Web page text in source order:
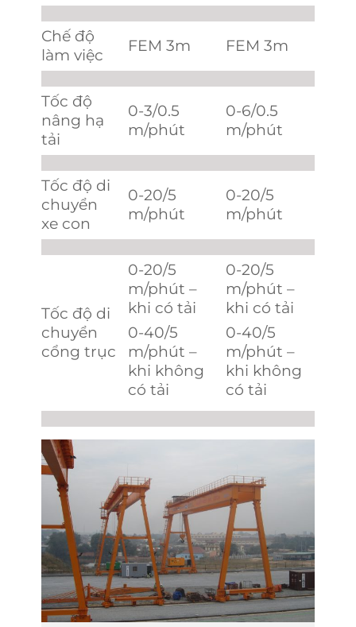
Chế độ
làm việc
FEM 3m FEM 3m
Tốc độ
nâng hạ
tải
0-3/0.5
m/phút
0-6/0.5
m/phút
Tốc độ di
chuyển
xe con
0-20/5
m/phút
0-20/5
m/phút
Tốc độ di
chuyển
cổng trục
0-20/5
m/phút –
khi có tải
0-40/5
m/phút –
khi không
có tải
0-20/5
m/phút –
khi có tải
0-40/5
m/phút –
khi không
có tải